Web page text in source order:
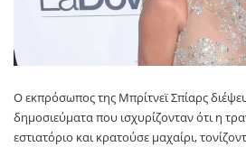
Ο εκπρόσωπος της Μπρίτνεϊ Σπίαρς
δημοσιεύματα που ισχυρίζονταν ότι η
εστιατόριο και κρατούσε μαχαίρι,